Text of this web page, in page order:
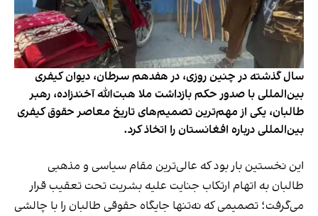
سال گذشته در چنین روزی، در هفدهم سرطان، دیوان کیفری
بین‌المللی با صدور حکم بازداشت ملا هبت‌الله آخندزاده، رهبر
طالبان، یکی از مهم‌ترین تصمیم‌های تاریخ معاصر حقوق کیفری
بین‌المللی درباره افغانستان را اتخاذ کرد.
این نخستین بار بود که عالی‌ترین مقام سیاسی و مذهبی
طالبان به اتهام ارتکاب جنایت علیه بشریت تحت تعقیب قرار
می‌گرفت؛ تصمیمی که نه‌تنها جایگاه حقوقی طالبان را با چالشی